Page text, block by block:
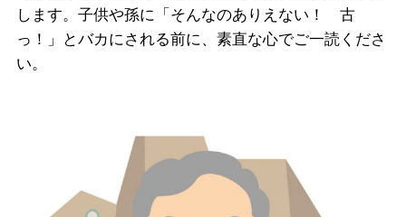
します。子供や孫に「そんなのありえない！ 古
っ！」とバカにされる前に、素直な心でご一読くださ
い。